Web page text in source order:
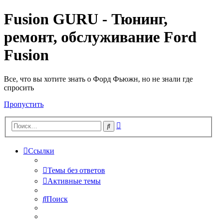
Fusion GURU - Тюнинг,
ремонт, обслуживание Ford
Fusion
Все, что вы хотите знать о Форд Фьюжн, но не знали где
спросить
Пропустить
Поиск
Ссылки
Темы без ответов
Активные темы
Поиск